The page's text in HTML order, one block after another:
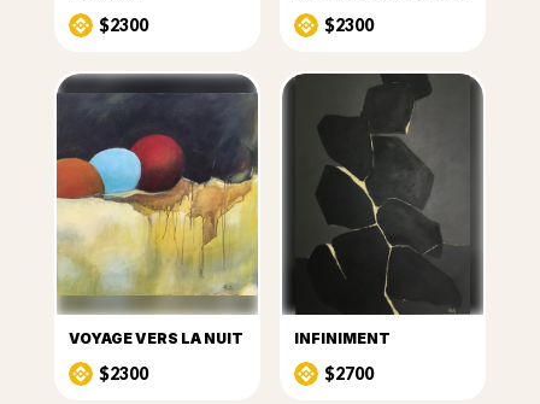
$2300 $2300
VOYAGE VERS LA NUIT
$2300
INFINIMENT
$2700